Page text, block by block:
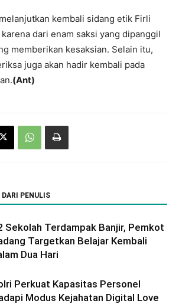
kembali sidang etik Firli
dari enam saksi yang dipanggil
memberikan kesaksian. Selain itu,
juga akan hadir kembali pada
(Ant)
DARI PENULIS
Sekolah Terdampak Banjir, Pemkot
Targetkan Belajar Kembali
Dua Hari
Perkuat Kapasitas Personel
Modus Kejahatan Digital Love